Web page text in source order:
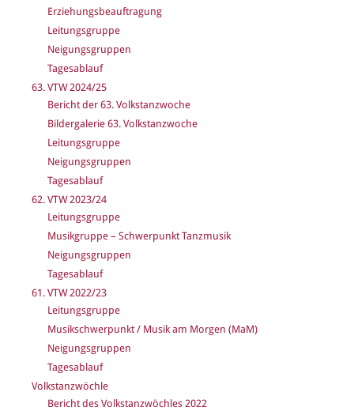
Erziehungsbeauftragung
Leitungsgruppe
Neigungsgruppen
Tagesablauf
63. VTW 2024/25
Bericht der 63. Volkstanzwoche
Bildergalerie 63. Volkstanzwoche
Leitungsgruppe
Neigungsgruppen
Tagesablauf
62. VTW 2023/24
Leitungsgruppe
Musikgruppe – Schwerpunkt Tanzmusik
Neigungsgruppen
Tagesablauf
61. VTW 2022/23
Leitungsgruppe
Musikschwerpunkt / Musik am Morgen (MaM)
Neigungsgruppen
Tagesablauf
Volkstanzwöchle
Bericht des Volkstanzwöchles 2022